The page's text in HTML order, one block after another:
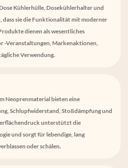
Kühlerhülle, Dosekühlerhalter und
dass sie die Funktionalität mit moderner
dienen als wesentliches
Veranstaltungen, Markenaktionen,
Verwendung.
Neoprenmaterial bieten eine
Schlupfwiderstand, Stoßdämpfung und
unterstützt die
und sorgt für lebendige, lang
oder schälen.